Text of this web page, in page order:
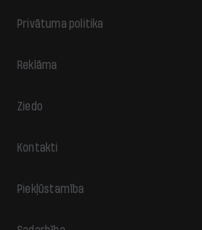
Privātuma politika
Reklāma
Ziedo
Kontakti
Piekļūstamība